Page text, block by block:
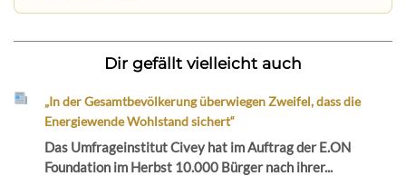
Dir gefällt vielleicht auch
„In der Gesamtbevölkerung überwiegen Zweifel, dass die
Energiewende Wohlstand sichert“
Das Umfrageinstitut Civey hat im Auftrag der E.ON
Foundation im Herbst 10.000 Bürger nach ihrer...